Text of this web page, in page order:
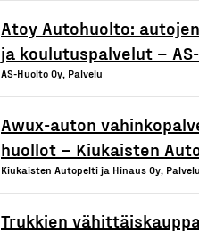
Atoy Autohuolto:
ja koulutuspalvelut –
AS-Huolto Oy, Palvelu
Awux-auton
huollot – Kiukaisten
Kiukaisten Autopelti ja Hinaus Oy, Palvelu
Trukkien